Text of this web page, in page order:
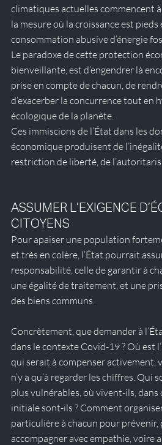
climatiques actuelles commencent à
la mesure où la croissance est pieds
consommation abusive d’énergie
Le paradoxe de cette protection
bienveillante, est d’engendrer là
prise en compte de chacun, de
d’exacerber la concurrence tout en
écologique de la planète.
Ces immiscions de l’État dans les
économique produisent de
restriction de liberté, de
ASSUMER L’EXIGENCE
CITOYENS
Pour apaiser une population
et très en colère, l’État pourrait
responsabilité, celle de garantir à
une égalité de traitement, et une
des biens communs.
Concrètement, que demander à
dans le contexte Covid-19 ? Où est
qui serait à compenser activement,
n’y a qu’à regarder les chiffres. Qui
plus vulnérables, où vivent-ils,
initiale sont-ils ? Comment
particulière à chacun pour
accompagner avec empathie, voire